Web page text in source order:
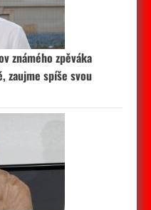
známého zpěváka
zaujme spíše svou